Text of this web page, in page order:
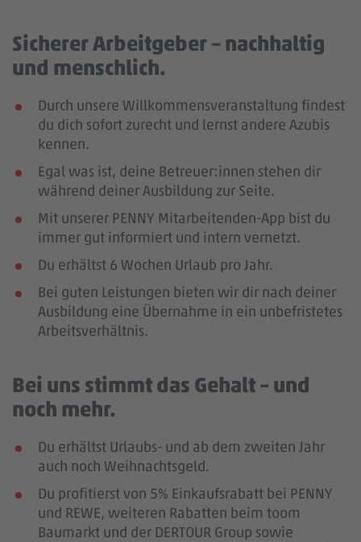
Sicherer Arbeitgeber – nachhaltig
und menschlich.
Durch unsere Willkommensveranstaltung findest
du dich sofort zurecht und lernst andere Azubis
kennen.
Egal was ist, deine Betreuer:innen stehen dir
während deiner Ausbildung zur Seite.
Mit unserer PENNY Mitarbeitenden-App bist du
immer gut informiert und intern vernetzt.
Du erhältst 6 Wochen Urlaub pro Jahr.
Bei guten Leistungen bieten wir dir nach deiner
Ausbildung eine Übernahme in ein unbefristetes
Arbeitsverhältnis.
Bei uns stimmt das Gehalt – und
noch mehr.
Du erhältst Urlaubs- und ab dem zweiten Jahr
auch noch Weihnachtsgeld.
Du profitierst von 5% Einkaufsrabatt bei PENNY
und REWE, weiteren Rabatten beim toom
Baumarkt und der DERTOUR Group sowie